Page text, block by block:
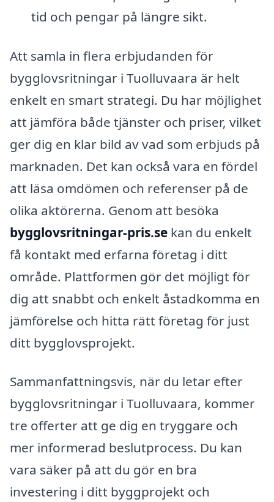
tid och pengar på längre sikt.
Att samla in flera erbjudanden för
bygglovsritningar i Tuolluvaara är helt
enkelt en smart strategi. Du har möjlighet
att jämföra både tjänster och priser, vilket
ger dig en klar bild av vad som erbjuds på
marknaden. Det kan också vara en fördel
att läsa omdömen och referenser på de
olika aktörerna. Genom att besöka
bygglovsritningar-pris.se kan du enkelt
få kontakt med erfarna företag i ditt
område. Plattformen gör det möjligt för
dig att snabbt och enkelt åstadkomma en
jämförelse och hitta rätt företag för just
ditt bygglovsprojekt.
Sammanfattningsvis, när du letar efter
bygglovsritningar i Tuolluvaara, kommer
tre offerter att ge dig en tryggare och
mer informerad beslutprocess. Du kan
vara säker på att du gör en bra
investering i ditt byggprojekt och